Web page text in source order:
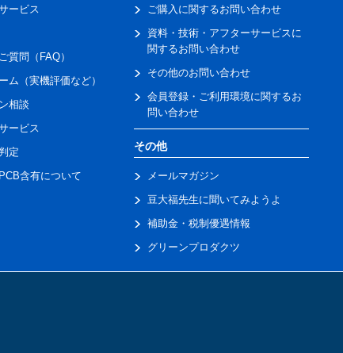
ービス
質問（FAQ）
ム（実機評価など）
相談
ービス
定
含有について
ご購入に関するお問い合わせ
資料・技術・アフターサービスに
関するお問い合わせ
その他のお問い合わせ
会員登録・ご利用環境に関するお
問い合わせ
その他
メールマガジン
豆大福先生に聞いてみようよ
補助金・税制優遇情報
グリーンプロダクツ